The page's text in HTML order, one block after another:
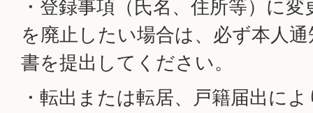
・登録事項（氏名、住所等）に
を廃止したい場合は、必ず本人
書を提出してください。
・転出または転居、戸籍届出に